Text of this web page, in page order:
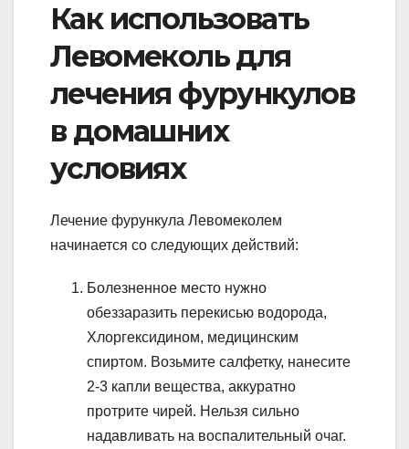
Как использовать
Левомеколь для
лечения фурункулов
в домашних
условиях
Лечение фурункула Левомеколем
начинается со следующих действий:
Болезненное место нужно
обеззаразить перекисью водорода,
Хлоргексидином, медицинским
спиртом. Возьмите салфетку, нанесите
2-3 капли вещества, аккуратно
протрите чирей. Нельзя сильно
надавливать на воспалительный очаг.